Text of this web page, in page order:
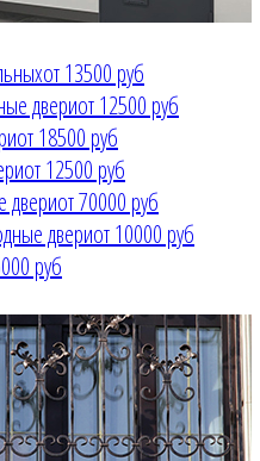
от 13500 руб
двериот 12500 руб
от 18500 руб
от 12500 руб
двериот 70000 руб
двериот 10000 руб
руб